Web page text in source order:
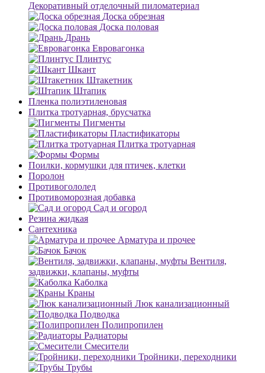
Декоративный отделочный пиломатериал
Доска обрезная
Доска половая
Дрань
Евровагонка
Плинтус
Шкант
Штакетник
Штапик
Пленка полиэтиленовая
Плитка тротуарная, брусчатка
Пигменты
Пластификаторы
Плитка тротуарная
Формы
Поилки, кормушки для птичек, клетки
Поролон
Противогололед
Противоморозная добавка
Сад и огород
Резина жидкая
Сантехника
Арматура и прочее
Бачок
Вентиля,
задвижки, клапаны, муфты
Каболка
Краны
Люк канализационный
Подводка
Полипропилен
Радиаторы
Смесители
Тройники, переходники
Трубы